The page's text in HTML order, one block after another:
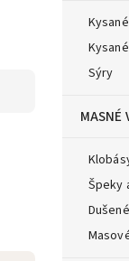
Sýry
MASNÉ
Špeky